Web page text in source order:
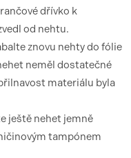
dřívko k
od nehtu.
znovu nehty do fólie
neměl dostatečné
materiálu byla
ještě nehet jemně
tampónem